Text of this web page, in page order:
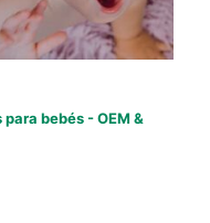
bebés - OEM &